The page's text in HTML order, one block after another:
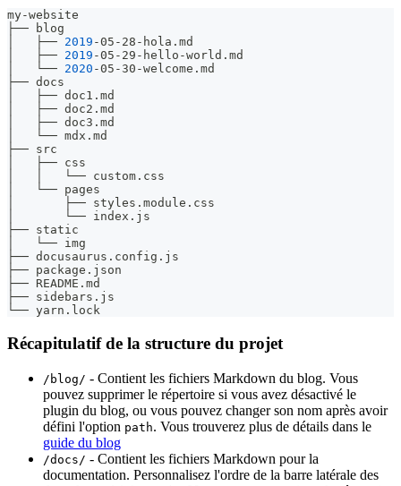
my-website
├── blog
│   ├── 2019 -05-28-hola.md
│   ├── 2019 -05-29-hello-world.md
│   └── 2020 -05-30-welcome.md
├── docs
│   ├── doc1.md
│   ├── doc2.md
│   ├── doc3.md
│   └── mdx.md
├── src
│   ├── css
│   │   └── custom.css
│   └── pages
│       ├── styles.module.css
│       └── index.js
├── static
│   └── img
├── docusaurus.config.js
├── package.json
├── README.md
├── sidebars.js
└── yarn.lock
Récapitulatif de la structure du projet
/blog/ - Contient les fichiers Markdown du blog. Vous
pouvez supprimer le répertoire si vous avez désactivé le
plugin du blog, ou vous pouvez changer son nom après avoir
défini l'option path. Vous trouverez plus de détails dans le
guide du blog
/docs/ - Contient les fichiers Markdown pour la
documentation. Personnalisez l'ordre de la barre latérale des